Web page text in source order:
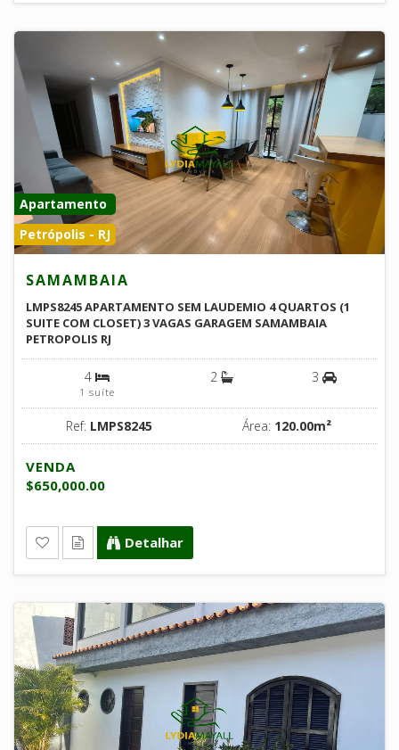
Apartamento
Petrópolis - RJ
SAMAMBAIA
LMPS8245 APARTAMENTO SEM LAUDEMIO 4 QUARTOS (1
SUITE COM CLOSET) 3 VAGAS GARAGEM SAMAMBAIA
PETROPOLIS RJ
4
1 suíte
2 3
Ref: LMPS8245 Área: 120.00m²
VENDA
$650,000.00
Detalhar